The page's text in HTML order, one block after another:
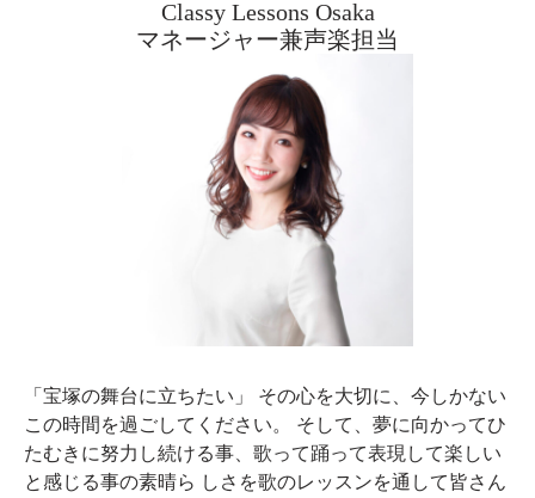
Classy Lessons Osaka
マネージャー兼声楽担当
「宝塚の舞台に立ちたい」 その心を大切に、今しかない
この時間を過ごしてください。 そして、夢に向かってひ
たむきに努力し続ける事、歌って踊って表現して楽しい
と感じる事の素晴ら しさを歌のレッスンを通して皆さん